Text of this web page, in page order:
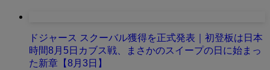
ドジャース スクーバル獲得を正式発表｜初登板は日本
時間8月5日カブス戦、まさかのスイープの日に始まっ
た新章【8月3日】